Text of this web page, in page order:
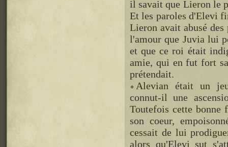
il savait que Lieron le
Et les paroles d'Elevi
Lieron avait abusé
l'amour que Juvia lui
et que ce roi était
amie, qui en fut fort
prétendait.
Alevian était un
connut-il une
Toutefois cette bonne
son coeur,
cessait de lui
alors qu'Elevi sut